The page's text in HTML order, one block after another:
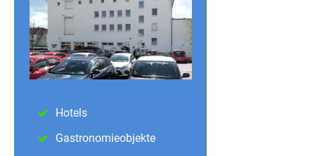
Hotels
Gastronomieobjekte